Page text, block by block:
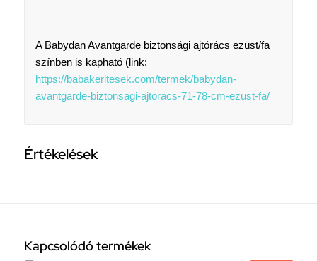
A Babydan Avantgarde biztonsági ajtórács ezüst/fa
színben is kapható (link:
https://babakeritesek.com/termek/babydan-
avantgarde-biztonsagi-ajtoracs-71-78-cm-ezust-fa/
Értékelések
Kapcsolódó termékek